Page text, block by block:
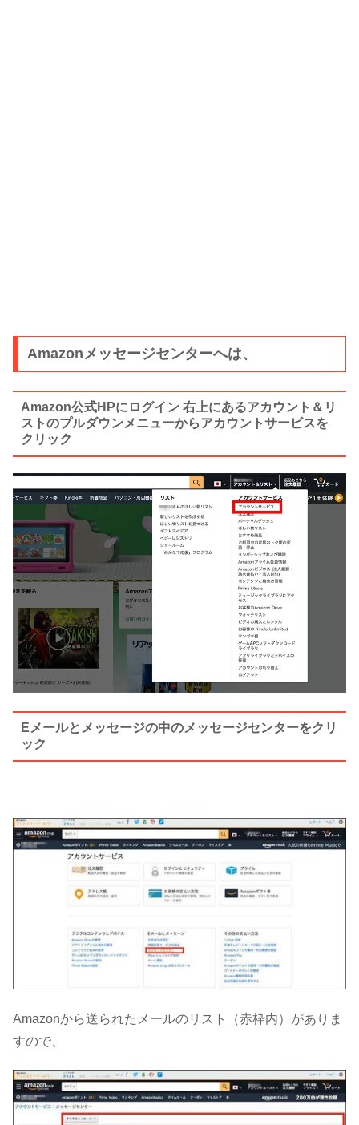
Amazonメッセージセンターへは、
Amazon公式HPにログイン 右上にあるアカウント＆リ
ストのプルダウンメニューからアカウントサービスを
クリック
Eメールとメッセージの中のメッセージセンターをクリ
ック
Amazonから送られたメールのリスト（赤枠内）がありま
すので、